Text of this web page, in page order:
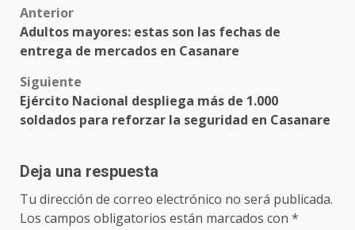
Post
navigation
Anterior
Adultos mayores: estas son las fechas de
entrega de mercados en Casanare
Siguiente
Ejército Nacional despliega más de 1.000
soldados para reforzar la seguridad en Casanare
Deja una respuesta
Tu dirección de correo electrónico no será publicada.
Los campos obligatorios están marcados con *